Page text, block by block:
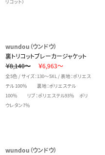
リコット）
wundou（ウンドウ）
裏トリコットブレーカージャケット
￥8,140～
￥6,963～
全5色 / サイズ：130～5XL / 表地：ポリエス
テル 100％ 裏地：ポリエステル
100％ リブ：ポリエステル93％ ポリ
ウレタン7％
wundou（ウンドウ）